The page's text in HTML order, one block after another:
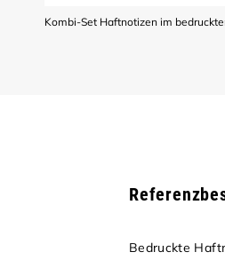
Kombi-Set Haftnotizen im
Bedruckte